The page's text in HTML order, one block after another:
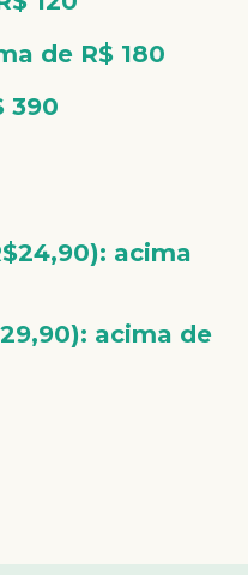
de R$ 180
390
acima
acima de